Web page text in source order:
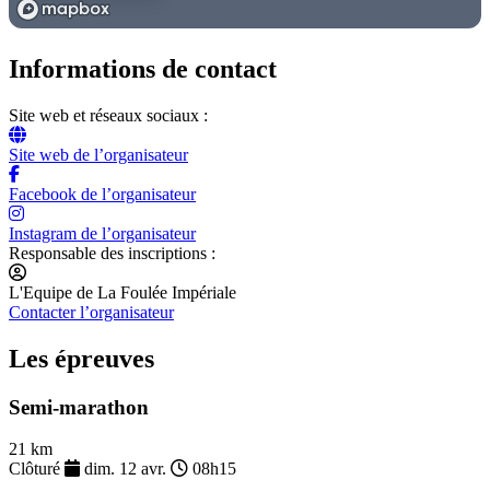
Informations de contact
Site web et réseaux sociaux :
Site web de l’organisateur
Facebook de l’organisateur
Instagram de l’organisateur
Responsable des inscriptions :
L'Equipe de La Foulée Impériale
Contacter l’organisateur
Les épreuves
Semi-marathon
21 km
Clôturé
dim. 12 avr. 08h15